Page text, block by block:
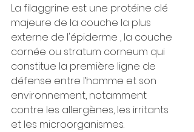
La filaggrine est une protéine clé
majeure de la couche la plus
externe de l'épiderme , la couche
cornée ou stratum corneum qui
constitue la première ligne de
défense entre l’homme et son
environnement, notamment
contre les allergènes, les irritants
et les microorganismes.